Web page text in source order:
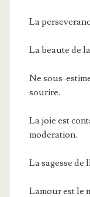
La
La beaute de
Ne sous-
sourire.
La joie est
moderation.
La sagesse de
Lamour est le